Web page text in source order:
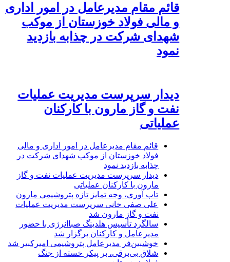
قائم مقام مدیرعامل در امور اداری
و مالی فولاد خوزستان از موکب
شهدای شرکت در چذابه بازدید
نمود
دیدار سرپرست مدیریت عملیات
نفت و گاز مارون با کارکنان
عملیاتی
قائم مقام مدیرعامل در امور اداری و مالی
فولاد خوزستان از موکب شهدای شرکت در
چذابه بازدید نمود
دیدار سرپرست مدیریت عملیات نفت و گاز
مارون با کارکنان عملیاتی
تاب آوری، وجه تمایز تازه پتروشیمی مارون
علی صفی خانی سرپرست مدیریت عملیات
نفت و گاز مارون شد
سالگرد تأسیس هلدینگ صباانرژی با حضور
مدیرعامل و کارکنان برگزار شد
خوشبین‌فر مدیرعامل پتروشیمی امیرکبیر شد
شلاق‌ بی‌برقی، بر پیکر خسته‌ از جنگ